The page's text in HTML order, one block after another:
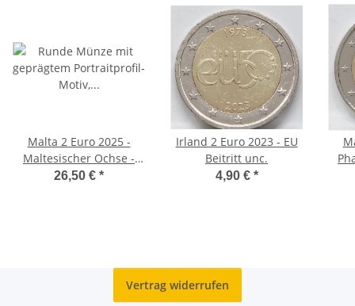
Malta 2 Euro 2025 -
Maltesischer Ochse -
Coincard
26,50 € *
Irland 2 Euro 2023 - EU
Beitritt unc.
4,90 € *
Vertrag widerrufen